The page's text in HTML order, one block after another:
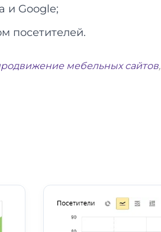
и Google;
посетителей.
мебельных сайтов,